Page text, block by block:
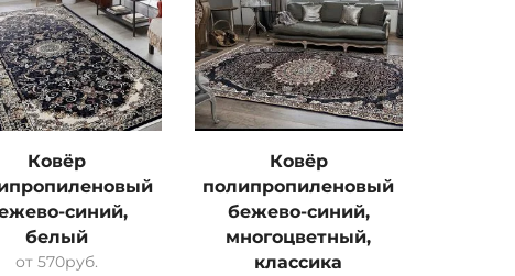
Ковёр
синий,
белый
от570руб.
Ковёр
полипропиленовый
бежево-синий,
многоцветный,
классика